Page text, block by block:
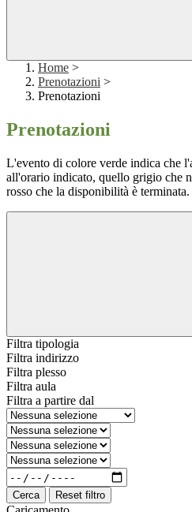
Home >
Prenotazioni >
Prenotazioni
Prenotazioni
L'evento di colore verde indica che
all'orario indicato, quello grigio che
rosso che la disponibilità è terminata.
Filtra tipologia
Filtra indirizzo
Filtra plesso
Filtra aula
Filtra a partire dal
Cerca Reset filtro